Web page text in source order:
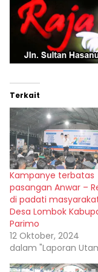
Terkait
Kampanye terbatas
pasangan Anwar –
di padati
Desa Lombok
Parimo
12 Oktober, 2024
dalam "Laporan